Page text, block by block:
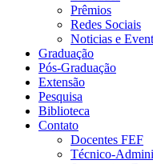
Prêmios
Redes Sociais
Noticias e
Graduação
Pós-Graduação
Extensão
Pesquisa
Biblioteca
Contato
Docentes FEF
Técnico-